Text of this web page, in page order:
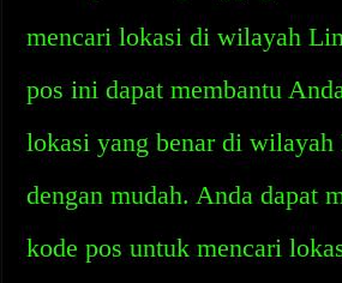
mencari lokasi di wilayah
pos ini dapat membantu
lokasi yang benar di wilayah
dengan mudah. Anda dapat
kode pos untuk mencari